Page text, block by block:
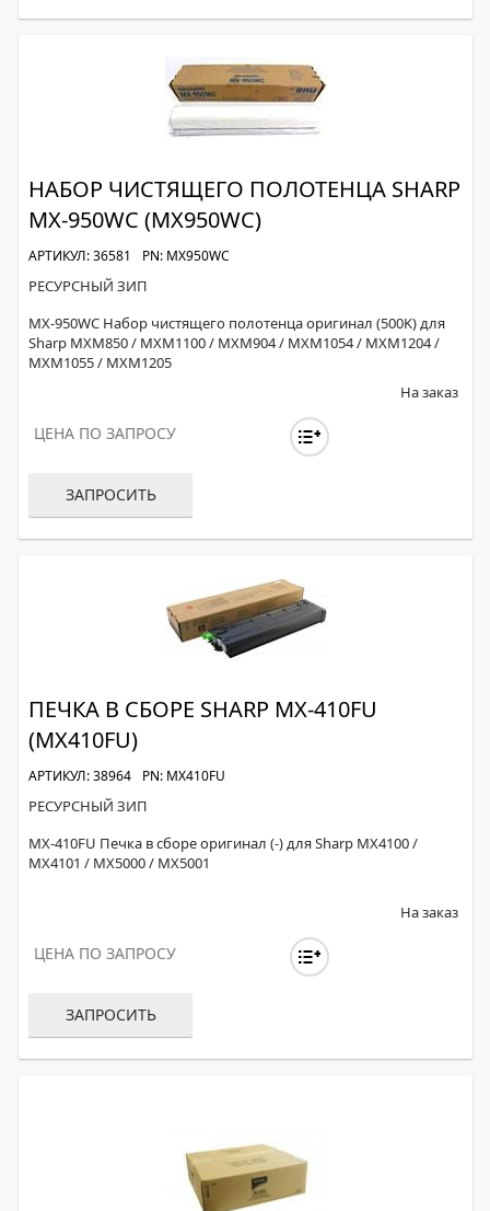
НАБОР ЧИСТЯЩЕГО ПОЛОТЕНЦА SHARP
MX-950WC (MX950WC)
АРТИКУЛ: 36581 PN: MX950WC
РЕСУРСНЫЙ ЗИП
MX-950WC Набор чистящего полотенца оригинал (500K) для
Sharp MXM850 / MXM1100 / MXM904 / MXM1054 / MXM1204 /
MXM1055 / MXM1205
На заказ
ЦЕНА ПО ЗАПРОСУ
ЗАПРОСИТЬ
ПЕЧКА В СБОРЕ SHARP MX-410FU
(MX410FU)
АРТИКУЛ: 38964 PN: MX410FU
РЕСУРСНЫЙ ЗИП
MX-410FU Печка в сборе оригинал (-) для Sharp MX4100 /
MX4101 / MX5000 / MX5001
На заказ
ЦЕНА ПО ЗАПРОСУ
ЗАПРОСИТЬ